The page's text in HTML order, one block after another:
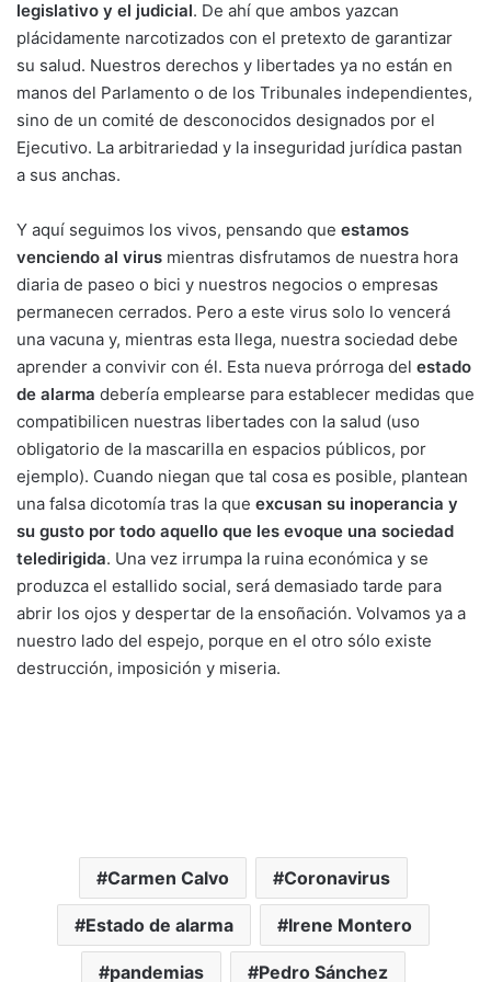
legislativo y el judicial. De ahí que ambos yazcan
plácidamente narcotizados con el pretexto de garantizar
su salud. Nuestros derechos y libertades ya no están en
manos del Parlamento o de los Tribunales independientes,
sino de un comité de desconocidos designados por el
Ejecutivo. La arbitrariedad y la inseguridad jurídica pastan
a sus anchas.
Y aquí seguimos los vivos, pensando que estamos
venciendo al virus mientras disfrutamos de nuestra hora
diaria de paseo o bici y nuestros negocios o empresas
permanecen cerrados. Pero a este virus solo lo vencerá
una vacuna y, mientras esta llega, nuestra sociedad debe
aprender a convivir con él. Esta nueva prórroga del estado
de alarma debería emplearse para establecer medidas que
compatibilicen nuestras libertades con la salud (uso
obligatorio de la mascarilla en espacios públicos, por
ejemplo). Cuando niegan que tal cosa es posible, plantean
una falsa dicotomía tras la que excusan su inoperancia y
su gusto por todo aquello que les evoque una sociedad
teledirigida. Una vez irrumpa la ruina económica y se
produzca el estallido social, será demasiado tarde para
abrir los ojos y despertar de la ensoñación. Volvamos ya a
nuestro lado del espejo, porque en el otro sólo existe
destrucción, imposición y miseria.
Carmen Calvo Coronavirus
Estado de alarma Irene Montero
pandemias Pedro Sánchez